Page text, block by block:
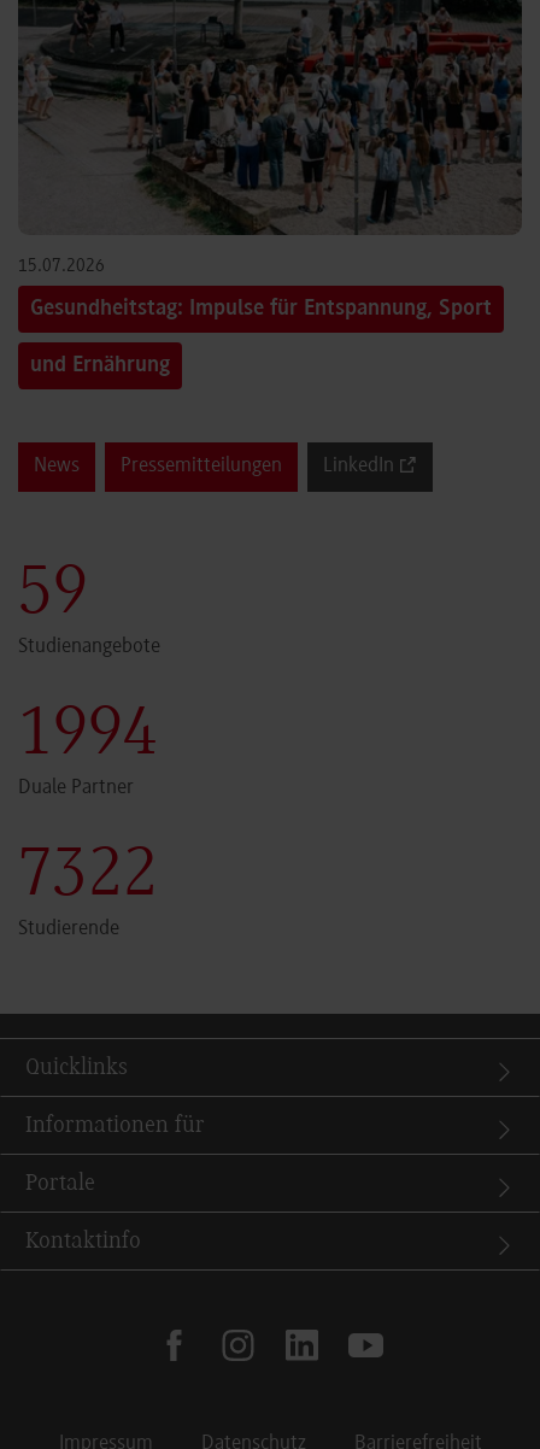
15.07.2026
Gesundheitstag: Impulse für Entspannung, Sport
und Ernährung
News Pressemitteilungen LinkedIn
60
Studienangebote
2000
Duale Partner
7341
Studierende
Quicklinks
Informationen für
Portale
Kontaktinfo
facebookinstagramlinkedin youtube